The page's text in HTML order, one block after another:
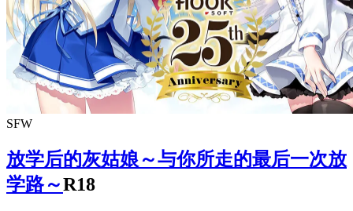
SFW
放学后的灰姑娘～与你所走的最后一次放
学路～R18